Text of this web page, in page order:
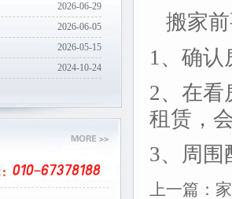
2026-06-29
2026-06-05
2026-05-15
2024-10-24
搬家
1、确认
2、在看
租赁，
3、周围
上一篇：